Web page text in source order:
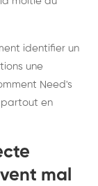
identifier un
une
Need's
partout en
mal